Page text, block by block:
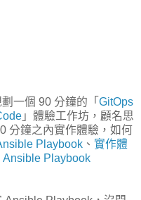
一個 90 分鐘的「 GitOps
」體驗工作坊，顧名思
分鐘之內實作體驗，如何
Playbook 、 實作體
Ansible Playbook